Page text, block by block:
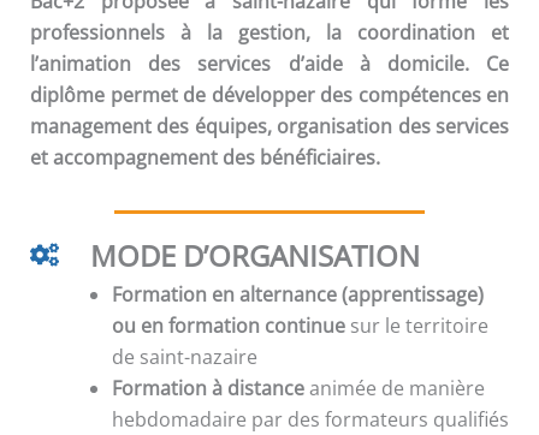
professionnels à la gestion, la coordination et
l’animation des services d’aide à domicile. Ce
diplôme permet de développer des compétences en
management des équipes, organisation des services
et accompagnement des bénéficiaires.
MODE D’ORGANISATION
Formation en alternance (apprentissage)
ou en formation continue sur le territoire
de saint-nazaire
Formation à distanceanimée de manière
hebdomadaire par des formateurs qualifiés